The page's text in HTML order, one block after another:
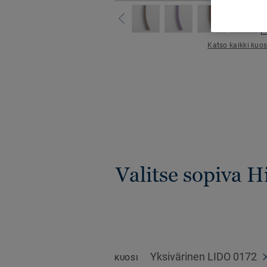
Katso kaikki
Valitse sopiva
KUOSI Yksivärinen LIDO 0172